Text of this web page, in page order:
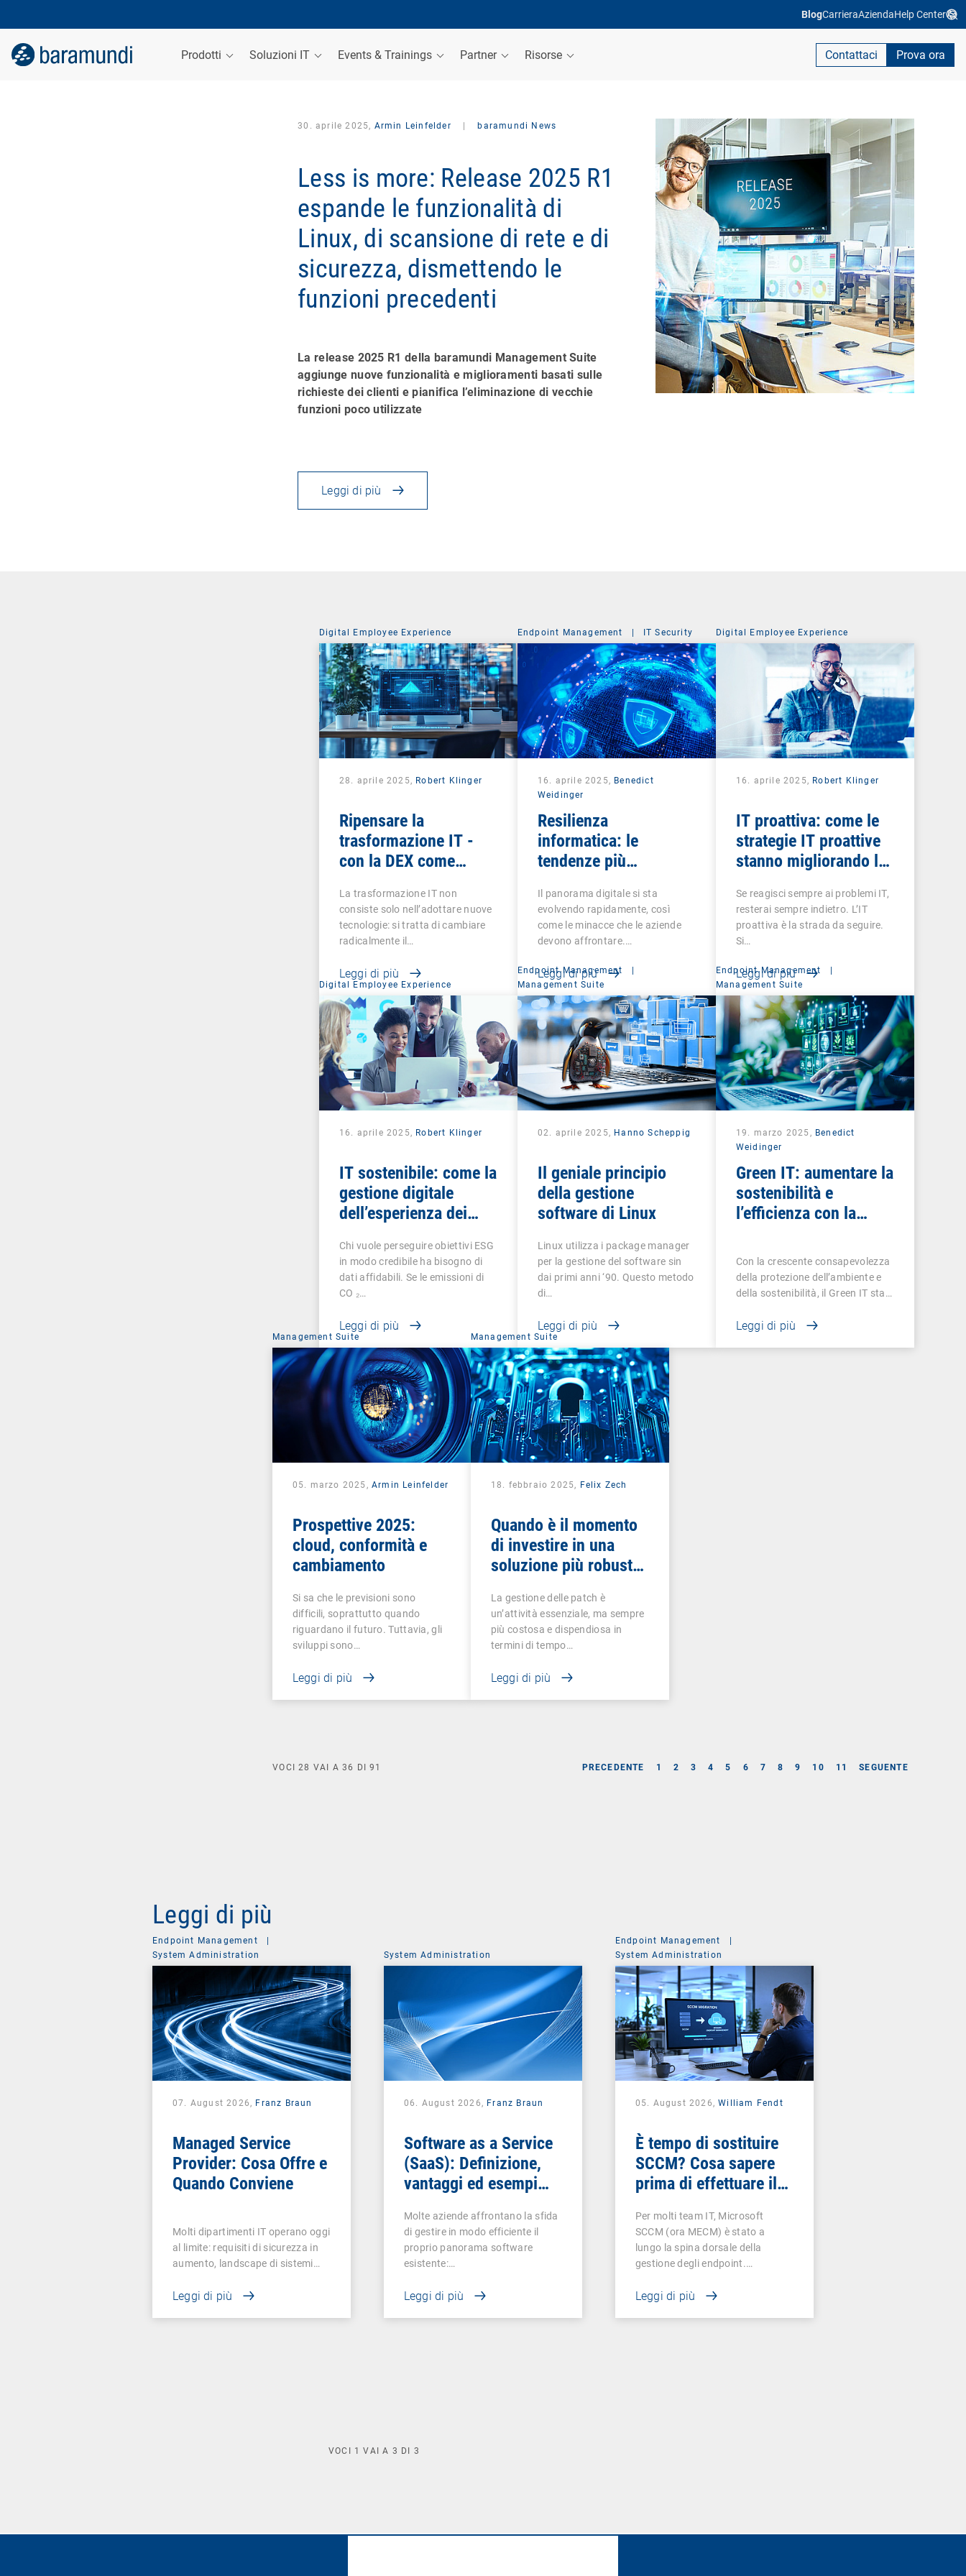
BlogCarrieraAziendaHelp Center
Prodotti Soluzioni IT Events & Trainings Partner Risorse Contattaci Prova ora
30. aprile 2025, Armin Leinfelder baramundi News
Less is more: Release 2025 R1
espande le funzionalità di
Linux, di scansione di rete e di
sicurezza, dismettendo le
funzioni precedenti
La release 2025 R1 della baramundi Management Suite
aggiunge nuove funzionalità e miglioramenti basati sulle
richieste dei clienti e pianifica l’eliminazione di vecchie
funzioni poco utilizzate
Leggi di più
Digital Employee Experience
28. aprile 2025, Robert Klinger
Ripensare la
trasformazione IT -
con la DEX come
La trasformazione IT non
consiste solo nell’adottare nuove
tecnologie: si tratta di cambiare
radicalmente il…
Leggi di più
Endpoint Management | IT Security
16. aprile 2025, Benedict
Weidinger
Resilienza
informatica: le
tendenze più
gestione sicura degli
endpoint
Il panorama digitale si sta
evolvendo rapidamente, così
come le minacce che le aziende
devono affrontare.…
Leggi di più
Digital Employee Experience
16. aprile 2025, Robert Klinger
IT proattiva: come le
strategie IT proattive
stanno migliorando le
dipendenti e
trasformando il
business
Se reagisci sempre ai problemi IT,
resterai sempre indietro. L’IT
proattiva è la strada da seguire.
Si…
Leggi di più
Digital Employee Experience
16. aprile 2025, Robert Klinger
IT sostenibile: come la
gestione digitale
dell’esperienza dei
misurabile il fattore
sociale nell’ESG
Chi vuole perseguire obiettivi ESG
in modo credibile ha bisogno di
dati affidabili. Se le emissioni di
CO ₂…
Leggi di più
Endpoint Management
|
Management Suite
02. aprile 2025, Hanno Scheppig
Il geniale principio
della gestione
software di Linux
Linux utilizza i package manager
per la gestione del software sin
dai primi anni ‘90. Questo metodo
di…
Leggi di più
Endpoint Management
|
Management Suite
19. marzo 2025, Benedict
Weidinger
Green IT: aumentare la
sostenibilità e
l’efficienza con la
degli endpoint
Con la crescente consapevolezza
della protezione dell’ambiente e
della sostenibilità, il Green IT sta…
Leggi di più
Management Suite
05. marzo 2025, Armin Leinfelder
Prospettive 2025:
cloud, conformità e
cambiamento
Si sa che le previsioni sono
difficili, soprattutto quando
riguardano il futuro. Tuttavia, gli
sviluppi sono…
Leggi di più
Management Suite
18. febbraio 2025, Felix Zech
Quando è il momento
di investire in una
soluzione più robusta
vulnerabilità e delle
patch?
La gestione delle patch è
un’attività essenziale, ma sempre
più costosa e dispendiosa in
termini di tempo…
Leggi di più
PRECEDENTE 1 2 3 4 5 6 7 8 9 10 11 SEGUENTE
VOCI28 VAI A36 DI91
Leggi di più
Endpoint Management
|
System Administration
07. August 2026, Franz Braun
Managed Service
Provider: Cosa Offre e
Quando Conviene
Molti dipartimenti IT operano oggi
al limite: requisiti di sicurezza in
aumento, landscape di sistemi…
Leggi di più
System Administration
06. August 2026, Franz Braun
Software as a Service
(SaaS): Definizione,
vantaggi ed esempi
Molte aziende affrontano la sfida
di gestire in modo efficiente il
proprio panorama software
esistente:…
Leggi di più
Endpoint Management
|
System Administration
05. August 2026,William Fendt
È tempo di sostituire
SCCM? Cosa sapere
prima di effettuare il
Per molti team IT, Microsoft
SCCM (ora MECM) è stato a
lungo la spina dorsale della
gestione degli endpoint.…
Leggi di più
VOCI 1 VAI A 3 DI 3